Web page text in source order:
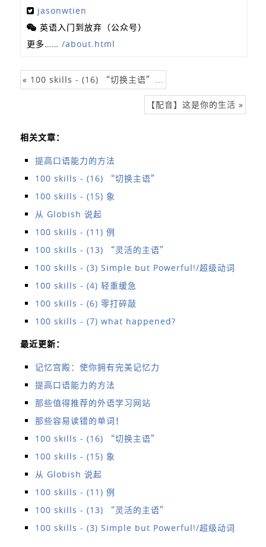
jasonwtien
英语入门到放弃（公众号）
更多…… /about.html
« 100 skills - (16) “切换主语”...
【配音】这是你的生活 »
相关文章：
提高口语能力的方法
100 skills - (16) “切换主语”
100 skills - (15) 象
从 Globish 说起
100 skills - (11) 例
100 skills - (13) “灵活的主语”
100 skills - (3) Simple but Powerful!/超级动词
100 skills - (4) 轻重缓急
100 skills - (6) 零打碎敲
100 skills - (7) what happened?
最近更新：
记忆宫殿：使你拥有完美记忆力
提高口语能力的方法
那些值得推荐的外语学习网站
那些容易读错的单词！
100 skills - (16) “切换主语”
100 skills - (15) 象
从 Globish 说起
100 skills - (11) 例
100 skills - (13) “灵活的主语”
100 skills - (3) Simple but Powerful!/超级动词